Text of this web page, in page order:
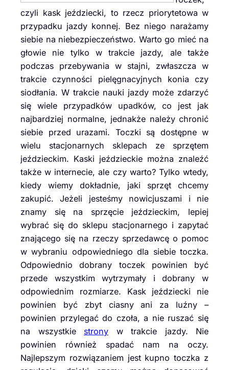
czyli kask jeździecki, to rzecz priorytetowa w
przypadku jazdy konnej. Bez niego narażamy
siebie na niebezpieczeństwo. Warto go mieć na
głowie nie tylko w trakcie jazdy, ale także
podczas przebywania w stajni, zwłaszcza w
trakcie czynności pielęgnacyjnych konia czy
siodłania. W trakcie nauki jazdy może zdarzyć
się wiele przypadków upadków, co jest jak
najbardziej normalne, jednakże należy chronić
siebie przed urazami. Toczki są dostępne w
wielu stacjonarnych sklepach ze sprzętem
jeździeckim. Kaski jeździeckie można znaleźć
także w internecie, ale czy warto? Tylko wtedy,
kiedy wiemy dokładnie, jaki sprzęt chcemy
zakupić. Jeżeli jesteśmy nowicjuszami i nie
znamy się na sprzęcie jeździeckim, lepiej
wybrać się do sklepu stacjonarnego i zapytać
znającego się na rzeczy sprzedawcę o pomoc
w wybraniu odpowiedniego dla siebie toczka.
Odpowiednio dobrany toczek powinien być
przede wszystkim wytrzymały i dobrany w
odpowiednim rozmiarze. Kask jeździecki nie
powinien być zbyt ciasny ani za luźny –
powinien przylegać do czoła, a nie ruszać się
na wszystkie strony w trakcie jazdy. Nie
powinien również spadać nam na oczy.
Najlepszym rozwiązaniem jest kupno toczka z